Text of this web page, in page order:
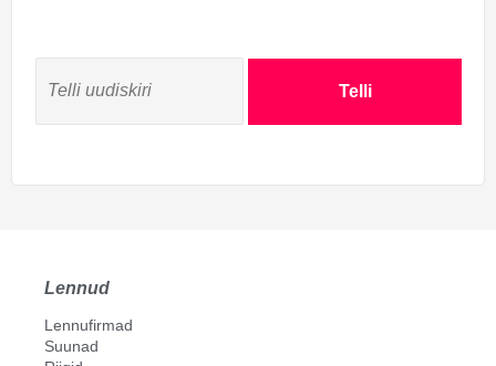
Telli
Lennud
Lennufirmad
Suunad